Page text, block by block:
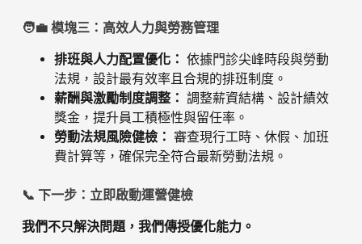
🧑‍💼 模塊三：高效人力與勞務管理
排班與人力配置優化： 依據門診尖峰時段與勞動
法規，設計最有效率且合規的排班制度。
薪酬與激勵制度調整： 調整薪資結構、設計績效
獎金，提升員工積極性與留任率。
勞動法規風險健檢： 審查現行工時、休假、加班
費計算等，確保完全符合最新勞動法規。
📞 下一步：立即啟動運營健檢
我們不只解決問題，我們傳授優化能力。